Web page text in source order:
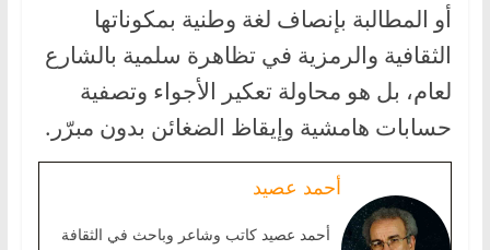
أو المطالبة بإنصاف لغة وطنية بمكوناتها
الثقافية والرمزية في تظاهرة سلمية بالشارع
لعام، بل هو محاولة تعكير الأجواء وتصفية
حسابات هامشية وإيقاظ الضغائن بدون مبرّر.
أحمد عصيد
أحمد عصيد كاتب وشاعر وباحث في الثقافة